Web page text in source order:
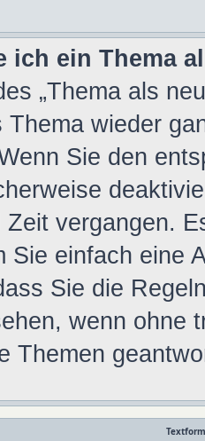
ich ein Thema
„Thema als
Thema wieder
Sie den
Zeit vergangen.
Sie einfach eine
Sie die
wenn ohne
Themen